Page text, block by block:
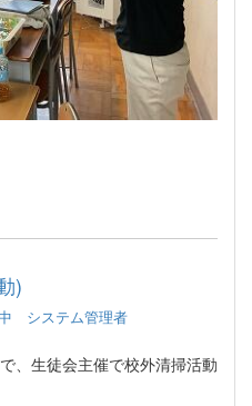
)
システム管理者
、生徒会主催で校外清掃活動